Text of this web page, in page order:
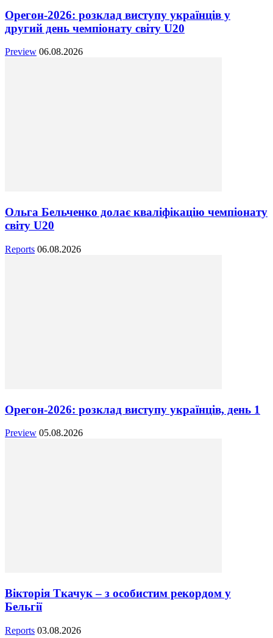
Орегон-2026: розклад виступу українців у
другий день чемпіонату світу U20
Preview 06.08.2026
Ольга Бельченко долає кваліфікацію чемпіонату
світу U20
Reports 06.08.2026
Орегон-2026: розклад виступу українців, день 1
Preview 05.08.2026
Вікторія Ткачук – з особистим рекордом у
Бельгії
Reports 03.08.2026